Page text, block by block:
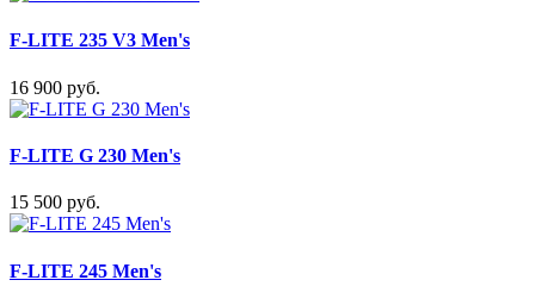
F-LITE 235 V3 Men's
16 900 руб.
F-LITE G 230 Men's
15 500 руб.
F-LITE 245 Men's